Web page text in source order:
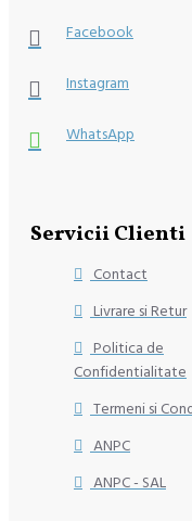
Facebook
Instagram
WhatsApp
Servicii Clienti
Contact
Livrare si Retur
Politica de
Confidentialitate
Termeni si
ANPC
ANPC - SAL